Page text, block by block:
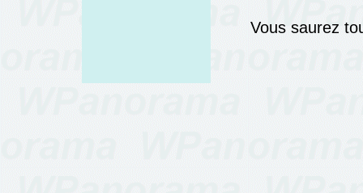
Vous saurez